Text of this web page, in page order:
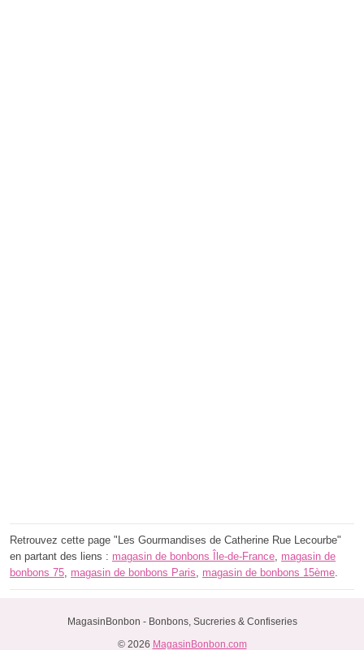
Retrouvez cette page "Les Gourmandises de Catherine Rue Lecourbe"
en partant des liens : magasin de bonbons Île-de-France, magasin de
bonbons 75, magasin de bonbons Paris, magasin de bonbons 15ème.
MagasinBonbon - Bonbons, Sucreries & Confiseries
© 2026 MagasinBonbon.com